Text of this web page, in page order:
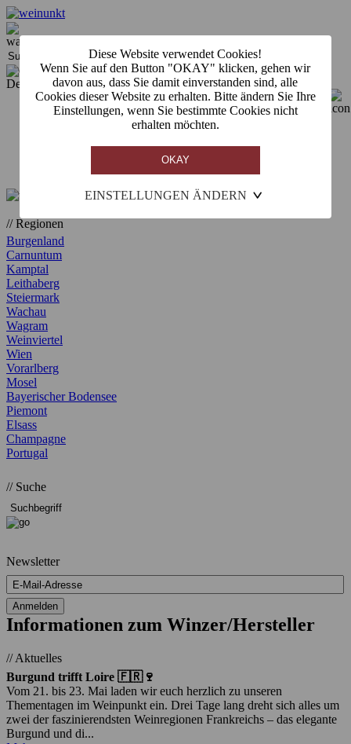
Diese Website verwendet Cookies!
Wenn Sie auf den Button "OKAY" klicken, gehen wir
davon aus, dass Sie damit einverstanden sind, alle
Cookies dieser Website zu erhalten. Bitte ändern Sie Ihre
Einstellungen, wenn Sie bestimmte Cookies nicht
erhalten möchten.
EINSTELLUNGEN ÄNDERN
Der Warenkorb ist derzeit leer.
Weine
// Regionen
Burgenland
Carnuntum
Kamptal
Leithaberg
Steiermark
Wachau
Wagram
Weinviertel
Wien
Vorarlberg
Mosel
Bayerischer Bodensee
Piemont
Elsass
Champagne
Portugal
// Suche
Newsletter
Informationen zum Winzer/Hersteller
// Aktuelles
Burgund trifft Loire 🇫🇷🍷
Vom 21. bis 23. Mai laden wir euch herzlich zu unseren
Thementagen im Weinpunkt ein. Drei Tage lang dreht sich alles um
zwei der faszinierendsten Weinregionen Frankreichs – das elegante
Burgund und di...